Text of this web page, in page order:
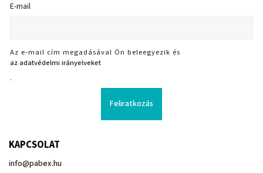
E-mail
Az e-mail cím megadásával Ön beleegyezik és
az adatvédelmi irányelveket
.
Feliratkozás
KAPCSOLAT
info@pabex.hu